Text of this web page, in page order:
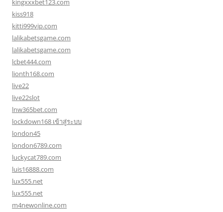
kingxxxbet123.com
kiss918
kitti999vip.com
lalikabetsgame.com
lalikabetsgame.com
lcbet444.com
lionth168.com
live22
live22slot
lnw365bet.com
lockdown168 เข้าสู่ระบบ
london45
london6789.com
luckycat789.com
luis16888.com
lux555.net
lux555.net
m4newonline.com